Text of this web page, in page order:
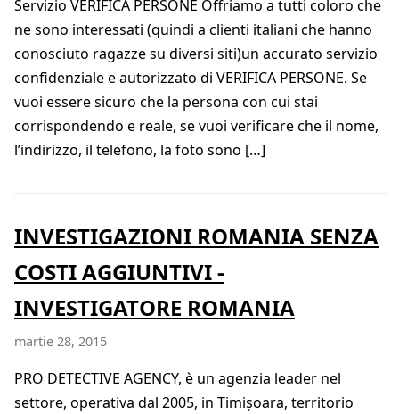
Servizio VERIFICA PERSONE Offriamo a tutti coloro che
ne sono interessati (quindi a clienti italiani che hanno
conosciuto ragazze su diversi siti)un accurato servizio
confidenziale e autorizzato di VERIFICA PERSONE. Se
vuoi essere sicuro che la persona con cui stai
corrispondendo e reale, se vuoi verificare che il nome,
l’indirizzo, il telefono, la foto sono […]
INVESTIGAZIONI ROMANIA SENZA
COSTI AGGIUNTIVI -
INVESTIGATORE ROMANIA
martie 28, 2015
PRO DETECTIVE AGENCY, è un agenzia leader nel
settore, operativa dal 2005, in Timișoara, territorio